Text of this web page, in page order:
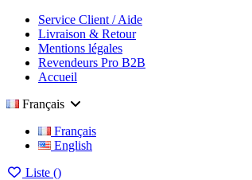
Service Client / Aide
Livraison & Retour
Mentions légales
Revendeurs Pro B2B
Accueil
Français
Français
English
Liste ()